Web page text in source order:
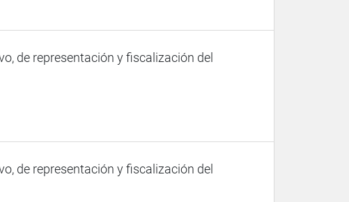
de representación y fiscalización del
de representación y fiscalización del